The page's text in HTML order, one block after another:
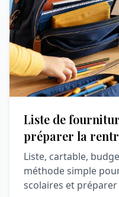
Liste de
préparer la
Liste, cartable,
méthode simple
scolaires et